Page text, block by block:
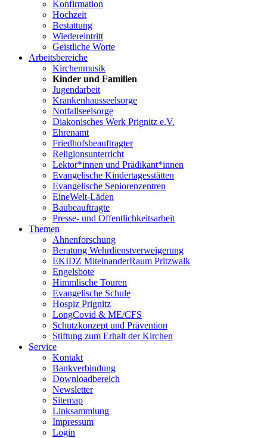
Konfirmation
Hochzeit
Bestattung
Wiedereintritt
Geistliche Worte
Arbeitsbereiche
Kirchenmusik
Kinder und Familien
Jugendarbeit
Krankenhausseelsorge
Notfallseelsorge
Diakonisches Werk Prignitz e.V.
Ehrenamt
Friedhofsbeauftragter
Religionsunterricht
Lektor*innen und Prädikant*innen
Evangelische Kindertagesstätten
Evangelische Seniorenzentren
EineWelt-Läden
Baubeauftragte
Presse- und Öffentlichkeitsarbeit
Themen
Ahnenforschung
Beratung Wehrdienstverweigerung
EKIDZ MiteinanderRaum Pritzwalk
Engelsbote
Himmlische Touren
Evangelische Schule
Hospiz Prignitz
LongCovid & ME/CFS
Schutzkonzept und Prävention
Stiftung zum Erhalt der Kirchen
Service
Kontakt
Bankverbindung
Downloadbereich
Newsletter
Sitemap
Linksammlung
Impressum
Login